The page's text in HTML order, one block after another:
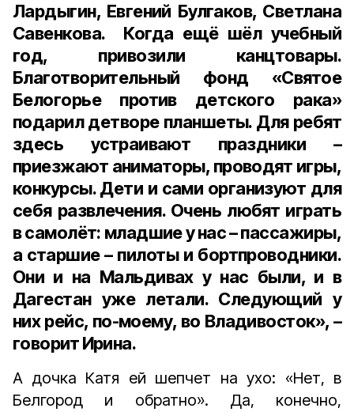
Лардыгин, Евгений Булгаков, Светлана
Савенкова. Когда ещё шёл учебный
год, привозили канцтовары.
Благотворительный фонд «Святое
Белогорье против детского рака»
подарил детворе планшеты. Для ребят
здесь устраивают праздники –
приезжают аниматоры, проводят игры,
конкурсы. Дети и сами организуют для
себя развлечения. Очень любят играть
в самолёт: младшие у нас – пассажиры,
а старшие – пилоты и бортпроводники.
Они и на Мальдивах у нас были, и в
Дагестан уже летали. Следующий у
них рейс, по-моему, во Владивосток», –
говорит Ирина.
А дочка Катя ей шепчет на ухо: «Нет, в
Белгород и обратно». Да, конечно,